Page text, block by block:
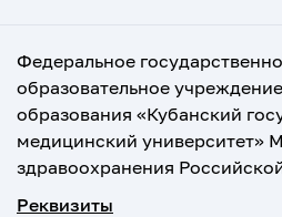
Федеральное
образовательное
образования «Кубанский
медицинский университет»
здравоохранения
Реквизиты